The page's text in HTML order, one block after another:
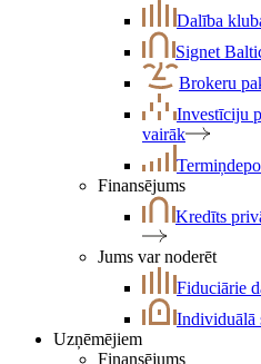
Dalība
Signet
Brokeru
Investīciju
vairāk
Finansējums
Kredīts
Jums var noderēt
Fiduciārie
Individuālā
Uzņēmējiem
Finansējums